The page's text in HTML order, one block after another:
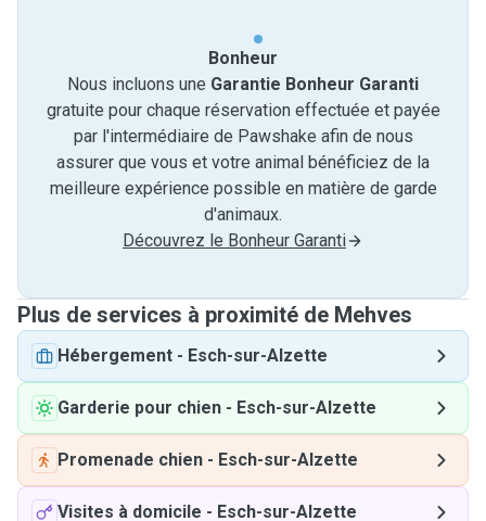
Bonheur
Nous incluons une Garantie Bonheur Garanti
gratuite pour chaque réservation effectuée et payée
par l'intermédiaire de Pawshake afin de nous
assurer que vous et votre animal bénéficiez de la
meilleure expérience possible en matière de garde
d'animaux.
Découvrez le Bonheur Garanti
Plus de services à proximité de Mehves
Hébergement - Esch-sur-Alzette
Garderie pour chien - Esch-sur-Alzette
Promenade chien - Esch-sur-Alzette
Visites à domicile - Esch-sur-Alzette